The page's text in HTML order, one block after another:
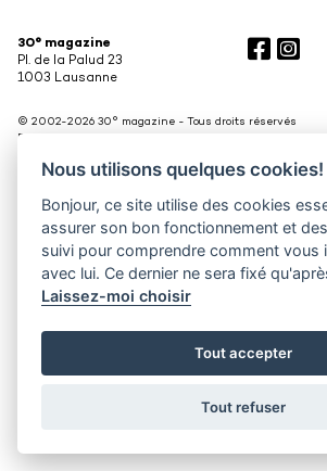
30° magazine
Pl. de la Palud 23
1003 Lausanne
© 2002-2026 30° magazine - Tous droits réservés
District Creative Lab sàrl
Developped byBee Interactive
and designed byDistrict Creative Lab sàrl
Nous utilisons quelques cookies!
Bonjour, ce site utilise des cookies
assurer son bon fonctionnement et
suivi pour comprendre comment vous
avec lui. Ce dernier ne sera fixé
Laissez-moi choisir
Tout accepter
Tout refuser